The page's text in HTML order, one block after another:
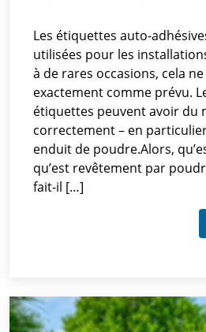
Les étiquettes auto-
utilisées pour les
à de rares occasions, cela
exactement comme prévu.
étiquettes peuvent avoir du
correctement – en
enduit de poudre.Alors,
qu’est revêtement par
fait-il […]